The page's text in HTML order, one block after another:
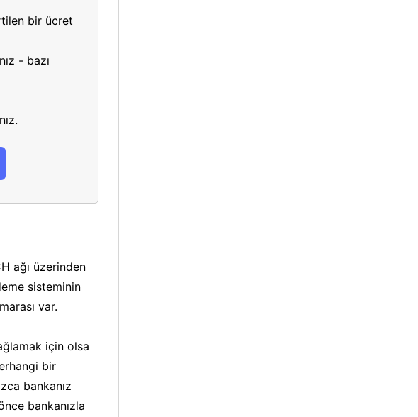
bir ücret
- bazı
ağı üzerinden
sisteminin
var.
için olsa
bir
bankanız
bankanızla